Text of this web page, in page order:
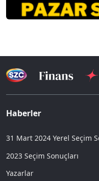
Haberler
31 Mart 2024 Yerel Seçim
2023 Seçim Sonuçları
Yazarlar